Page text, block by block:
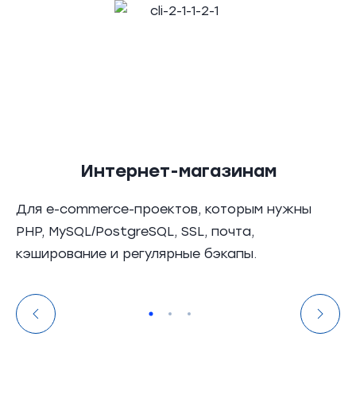
Интернет-магазинам
Для e-commerce-проектов, которым нужны
PHP, MySQL/PostgreSQL, SSL, почта,
кэширование и регулярные бэкапы.